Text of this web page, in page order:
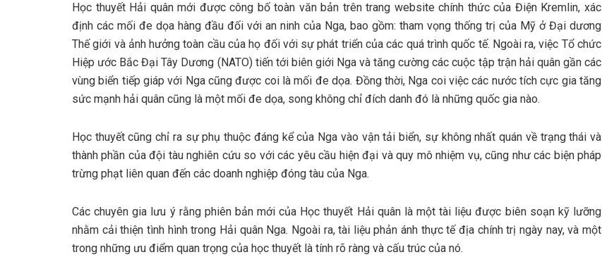
Học thuyết Hải quân mới được công bố toàn văn bản trên trang website chính thức của Điện Kremlin, xác
định các mối đe dọa hàng đầu đối với an ninh của Nga, bao gồm: tham vọng thống trị của Mỹ ở Đại dương
Thế giới và ảnh hưởng toàn cầu của họ đối với sự phát triển của các quá trình quốc tế. Ngoài ra, việc Tổ chức
Hiệp ước Bắc Đại Tây Dương (NATO) tiến tới biên giới Nga và tăng cường các cuộc tập trận hải quân gần các
vùng biển tiếp giáp với Nga cũng được coi là mối đe dọa. Đồng thời, Nga coi việc các nước tích cực gia tăng
sức mạnh hải quân cũng là một mối đe dọa, song không chỉ đích danh đó là những quốc gia nào.
Học thuyết cũng chỉ ra sự phụ thuộc đáng kể của Nga vào vận tải biển, sự không nhất quán về trạng thái và
thành phần của đội tàu nghiên cứu so với các yêu cầu hiện đại và quy mô nhiệm vụ, cũng như các biện pháp
trừng phạt liên quan đến các doanh nghiệp đóng tàu của Nga.
Các chuyên gia lưu ý rằng phiên bản mới của Học thuyết Hải quân là một tài liệu được biên soạn kỹ lưỡng
nhằm cải thiện tình hình trong Hải quân Nga. Ngoài ra, tài liệu phản ánh thực tế địa chính trị ngày nay, và một
trong những ưu điểm quan trọng của học thuyết là tính rõ ràng và cấu trúc của nó.